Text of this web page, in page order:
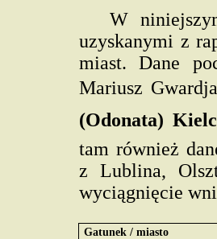
W
uzyskanymi z
miast. Dane
Mariusz
(Odonata) Kielc
tam również
z Lublina,
wyciągnięcie
Gatunek / miasto